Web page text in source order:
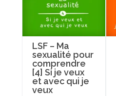
LSF – Ma
sexualité pour
comprendre
[4] Si je veux
et avec qui je
veux